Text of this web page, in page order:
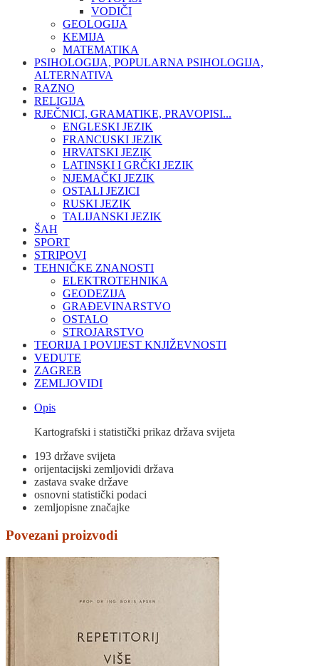
VODIČI
GEOLOGIJA
KEMIJA
MATEMATIKA
PSIHOLOGIJA, POPULARNA PSIHOLOGIJA,
ALTERNATIVA
RAZNO
RELIGIJA
RJEČNICI, GRAMATIKE, PRAVOPISI...
ENGLESKI JEZIK
FRANCUSKI JEZIK
HRVATSKI JEZIK
LATINSKI I GRČKI JEZIK
NJEMAČKI JEZIK
OSTALI JEZICI
RUSKI JEZIK
TALIJANSKI JEZIK
ŠAH
SPORT
STRIPOVI
TEHNIČKE ZNANOSTI
ELEKTROTEHNIKA
GEODEZIJA
GRAĐEVINARSTVO
OSTALO
STROJARSTVO
TEORIJA I POVIJEST KNJIŽEVNOSTI
VEDUTE
ZAGREB
ZEMLJOVIDI
Opis
Kartografski i statistički prikaz država svijeta
193 države svijeta
orijentacijski zemljovidi država
zastava svake države
osnovni statistički podaci
zemljopisne značajke
Povezani proizvodi